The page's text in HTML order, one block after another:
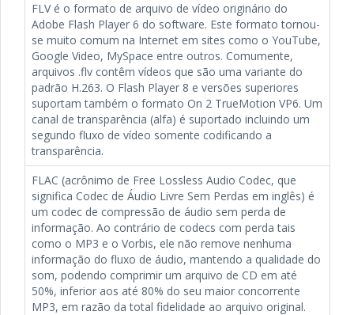
FLV é o formato de arquivo de vídeo originário do
Adobe Flash Player 6 do software. Este formato tornou-
se muito comum na Internet em sites como o YouTube,
Google Video, MySpace entre outros. Comumente,
arquivos .flv contêm vídeos que são uma variante do
padrão H.263. O Flash Player 8 e versões superiores
suportam também o formato On 2 TrueMotion VP6. Um
canal de transparência (alfa) é suportado incluindo um
segundo fluxo de vídeo somente codificando a
transparência.
FLAC (acrônimo de Free Lossless Audio Codec, que
significa Codec de Áudio Livre Sem Perdas em inglês) é
um codec de compressão de áudio sem perda de
informação. Ao contrário de codecs com perda tais
como o MP3 e o Vorbis, ele não remove nenhuma
informação do fluxo de áudio, mantendo a qualidade do
som, podendo comprimir um arquivo de CD em até
50%, inferior aos até 80% do seu maior concorrente
MP3, em razão da total fidelidade ao arquivo original.